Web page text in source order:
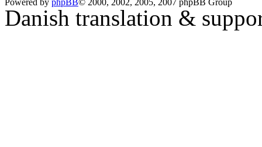
Danish translation &